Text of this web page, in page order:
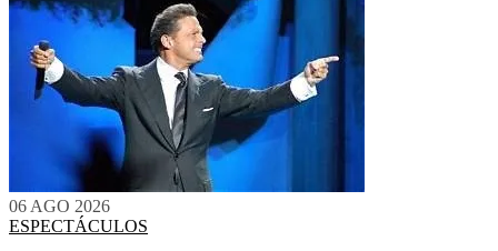
06 AGO 2026
ESPECTÁCULOS